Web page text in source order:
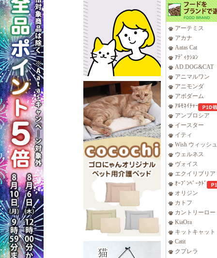
アーテミス
アカナ
Aatas Cat
ｱﾃﾞｨｸｼｮﾝ
AD.DOG&CAT
アニマルワン
アニモンダ
アボダーム
ｱﾙﾓﾈｲﾁｬｰ
アンブロシア
イースター
イティ
Wish ウィッシュ
ウェルネス
ヴォイス
エクイリブリア
ｵｰﾌﾞﾝﾍﾞｰｸﾄﾞ
オリジン
カトフ
カントリーロー
KiaOra
キットキャット
Catit
クプレラ